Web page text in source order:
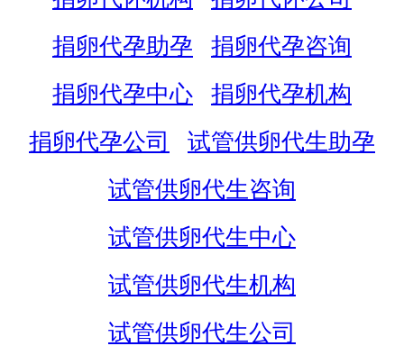
捐卵代孕助孕
捐卵代孕咨询
捐卵代孕中心
捐卵代孕机构
捐卵代孕公司
试管供卵代生助孕
试管供卵代生咨询
试管供卵代生中心
试管供卵代生机构
试管供卵代生公司